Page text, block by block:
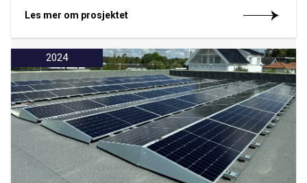
Les mer om prosjektet
2024